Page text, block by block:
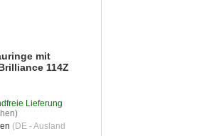
mit
114Z
Lieferung
(DE - Ausland